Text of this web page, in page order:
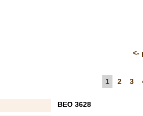
<-
1
2 3
BEO 3628